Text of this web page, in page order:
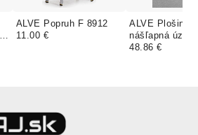
ALVE Popruh F 8912
11.00 €
ALVE Plošinka
nášľapná úzka
48.86 €